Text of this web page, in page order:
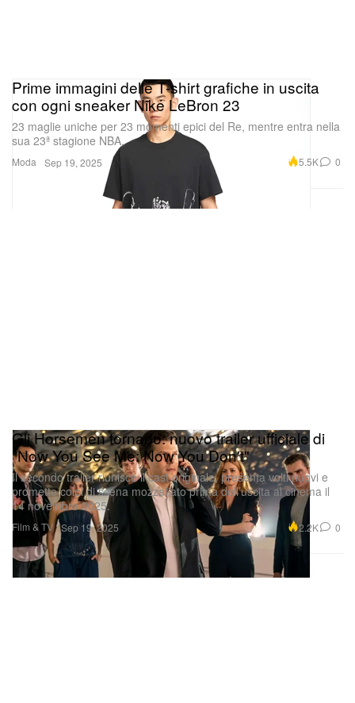
Moda
Prime immagini delle T-shirt grafiche in uscita
con ogni sneaker Nike LeBron 23
23 maglie uniche per 23 momenti epici del Re, mentre entra nella
sua 23ª stagione NBA.
Sep 19, 2025 5.5K 0
Film & TV
Gli Horsemen tornano: nuovo trailer ufficiale di
"Now You See Me: Now You Don't"
Il secondo trailer riunisce il cast originale, presenta volti nuovi e
promette colpi di scena mozzafiato prima dell’uscita al cinema il
14 novembre 2025.
Sep 19, 2025 2.2K 0